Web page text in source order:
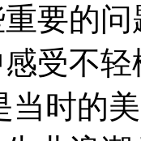
要的
受不
当时的